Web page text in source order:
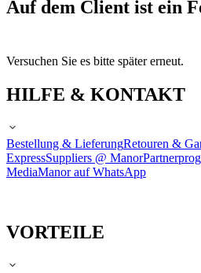
Auf dem Client ist ein
Versuchen Sie es bitte später erneut.
HILFE & KONTAKT
Bestellung & LieferungRetouren &
ExpressSuppliers @ Manor
MediaManor auf WhatsApp
VORTEILE